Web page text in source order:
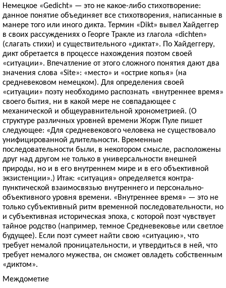
Немецкое «Gedicht» — это не какое-либо стихо­творение:
данное понятие объединяет все стихотворения, написанные в
манере того или иного дикта. Термин «Dikt» вывел Хайдеггер
в своих рассуждениях о Георге Тракле из глагола «dichten»
(слагать стихи) и существительного «диктат». По Хайдеггеру,
дикт обретается в процессе нахождения поэтом своей
«ситуации». Впечатление от этого сложного понятия дают два
значения слова «Site»: «место» и «острие копья» (на
средневековом немецком). Для определения своей
«ситуации» поэту необходимо распознать «внутреннее время»
своего бытия, ни в какой мере не совпадающее с
механической и общеуравнительной хронометрией. (О
структуре различных уровней времени Жорж Пуле пишет
следующее: «Для средневекового человека не существовало
унифицированной длительности. Временные
последовательности были, в некотором смысле, расположены
друг над другом не только в универсальности внешней
природы, но и в его внутреннем мире и в его объективной
экзистенции».) Итак: «ситуация» определяется контра­
пунктической взаимосвязью внутреннего и персонально-
объективного уровня времени. «Внутреннее время» — это не
только субъективный ритм временной последовательности, но
и субъективная историческая эпоха, с которой поэт чувствует
тайное родство (например, темное Средневековье или светлое
будущее). Если поэт сумеет найти свою «ситуацию», что
требует немалой проницательности, и утвердиться в ней, что
требует немалого мужества, он сможет овладеть собственным
«диктом».
Междометие